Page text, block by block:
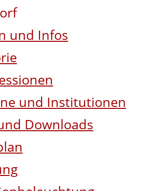
und Infos
und Institutionen
Downloads